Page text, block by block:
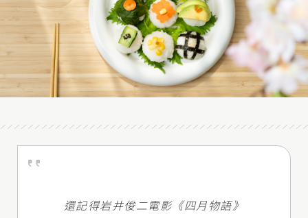
還記得岩井俊二電影《四月物語》